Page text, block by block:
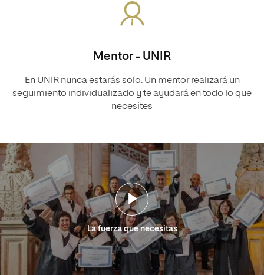
Mentor - UNIR
En UNIR nunca estarás solo. Un mentor realizará un
seguimiento individualizado y te ayudará en todo lo que
necesites
La fuerza que necesitas